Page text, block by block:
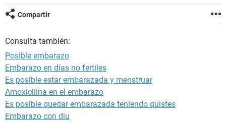
Compartir
Consulta también:
Posible embarazo
Embarazo en días no fertiles
Es posible estar embarazada y menstruar
Amoxicilina en el embarazo
Es posible quedar embarazada teniendo quistes
Embarazo con diu